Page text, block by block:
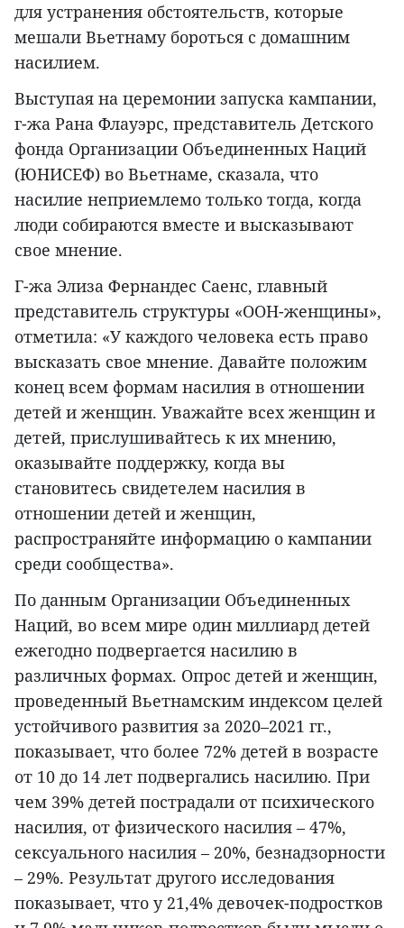
для устранения обстоятельств, которые
мешали Вьетнаму бороться с домашним
насилием.
Выступая на церемонии запуска кампании,
г-жа Рана Флауэрс, представитель Детского
фонда Организации Объединенных Наций
(ЮНИСЕФ) во Вьетнаме, сказала, что
насилие неприемлемо только тогда, когда
люди собираются вместе и высказывают
свое мнение.
Г-жа Элиза Фернандес Саенс, главный
представитель структуры «ООН-женщины»,
отметила: «У каждого человека есть право
высказать свое мнение. Давайте положим
конец всем формам насилия в отношении
детей и женщин. Уважайте всех женщин и
детей, прислушивайтесь к их мнению,
оказывайте поддержку, когда вы
становитесь свидетелем насилия в
отношении детей и женщин,
распространяйте информацию о кампании
среди сообщества».
По данным Организации Объединенных
Наций, во всем мире один миллиард детей
ежегодно подвергается насилию в
различных формах. Опрос детей и женщин,
проведенный Вьетнамским индексом целей
устойчивого развития за 2020–2021 гг.,
показывает, что более 72% детей в возрасте
от 10 до 14 лет подвергались насилию. При
чем 39% детей пострадали от психического
насилия, от физического насилия – 47%,
сексуального насилия – 20%, безнадзорности
– 29%. Результат другого исследования
показывает, что у 21,4% девочек-подростков